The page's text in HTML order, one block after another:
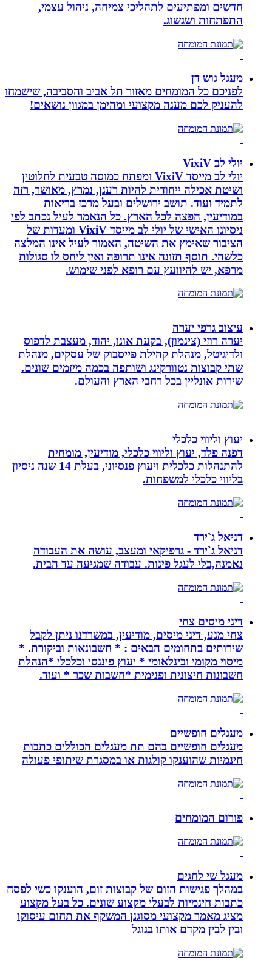
חדשים ומפתיעים לתהליכי צמיחה, ניהול עצמי,
התפתחות ושגשוג.
מעגל גוש דן
לפניכם כל המומחים מאזור תל אביב והסביבה, שישמחו
להעניק לכם מענה מקצועי ומהימן במגוון נושאים!
יולי לב VixiV
יולי לב מייסד VixiV ומפתח כמוסה טבעית לחלוטין
ושיטת אכילה ייחודית להיות רענן, נמרץ, מאושר, רזה
לתמיד ועוד. תושב ירושלים ובעל מרכז בריאות
במודיעין, הפצה לכל הארץ. כל הנאמר לעיל נכתב לפי
ניסיונו האישי של יולי לב מייסד VixiV ומעדות של
הציבור שאימץ את השיטה, האמור לעיל אינו המלצה
כלשהי. תוסף תזונה אינו תרופה ואין ליחס לו סגולות
מרפא, יש להיוועץ עם רופא לפני שימוש.
עיצוב גרפי יערה
יערה רוזי (צינמון), בקעת אונו, יהוד, מעצבת לדפוס
ולדיגיטל, מנהלת קהילת פייסבוק של עסקים, מנהלת
שתי קבוצות נטוורקינג ושותפה בכמה מיזמים שונים.
שירות אונליין בכל רחבי הארץ והעולם.
יעוץ וליווי כלכלי
דפנה פלד, יעוץ וליווי כלכלי, מודיעין, מומחית
להתנהלות כלכלית ויעוץ פנסיוני, בעלת 14 שנה ניסיון
בליווי כלכלי למשפחות.
דניאל ג`ירד
דניאל ג`ירד - גרפיקאי ומעצב, עושה את העבודה
נאמנה,בלי לעגל פינות. עבודה שמגיעה עד הבית.
דיני מיסים צחי
צחי מנע, דיני מיסים, מודיעין, במשרדנו ניתן לקבל
שירותים בתחומים הבאים : * חשבונאות וביקורת. *
מיסוי מקומי ובינלאומי * יעוץ פיננסי וכלכלי *הנהלת
חשבונות חיצונית ופנימית *חשבות שכר * ועוד.
מעגלים חופשיים
מעגלים חופשיים בהם תת מעגלים הכוללים כתבות
חינמיות שהוענקו קולגות או במסגרת שיתופי פעולה
פורום המומחים
מעגל שי לחגים
במהלך פגישות הזום של קבוצות זום, הוענקו כשי לפסח
כתבות חינמיות לבעלי מקצוע שונים. כל בעל מקצוע
מציג מאמר מקצועי מסוגנן המשקף את תחום עיסוקו
ובין לבין מקדם אותו בגוגל